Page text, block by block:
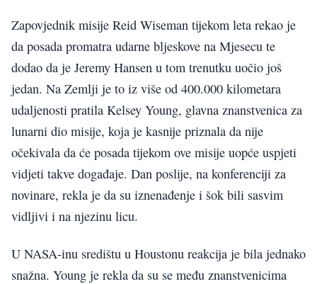
Zapovjednik misije Reid Wiseman tijekom leta rekao je
da posada promatra udarne bljeskove na Mjesecu te
dodao da je Jeremy Hansen u tom trenutku uočio još
jedan. Na Zemlji je to iz više od 400.000 kilometara
udaljenosti pratila Kelsey Young, glavna znanstvenica za
lunarni dio misije, koja je kasnije priznala da nije
očekivala da će posada tijekom ove misije uopće uspjeti
vidjeti takve događaje. Dan poslije, na konferenciji za
novinare, rekla je da su iznenađenje i šok bili sasvim
vidljivi i na njezinu licu.
U NASA-inu središtu u Houstonu reakcija je bila jednako
snažna. Young je rekla da su se među znanstvenicima